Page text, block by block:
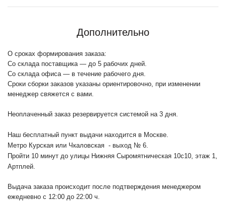
Дополнительно
О сроках формирования заказа:
Со склада поставщика — до 5 рабочих дней.
Со склада офиса — в течение рабочего дня.
Сроки сборки заказов указаны ориентировочно, при изменении
менеджер свяжется с вами.
Неоплаченный заказ резервируется системой на 3 дня.
Наш бесплатный пункт выдачи находится в Москве.
Метро Курская или Чкаловская - выход № 6.
Пройти 10 минут до улицы Нижняя Сыромятническая 10с10, этаж 1,
Артплей.
Выдача заказа происходит после подтверждения менеджером
ежедневно с 12:00 до 22:00 ч.